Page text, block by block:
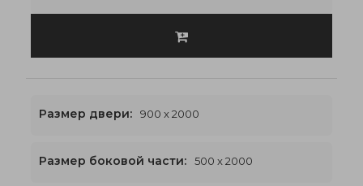
Размер двери: 900 x 2000
Размер боковой части: 500 x 2000